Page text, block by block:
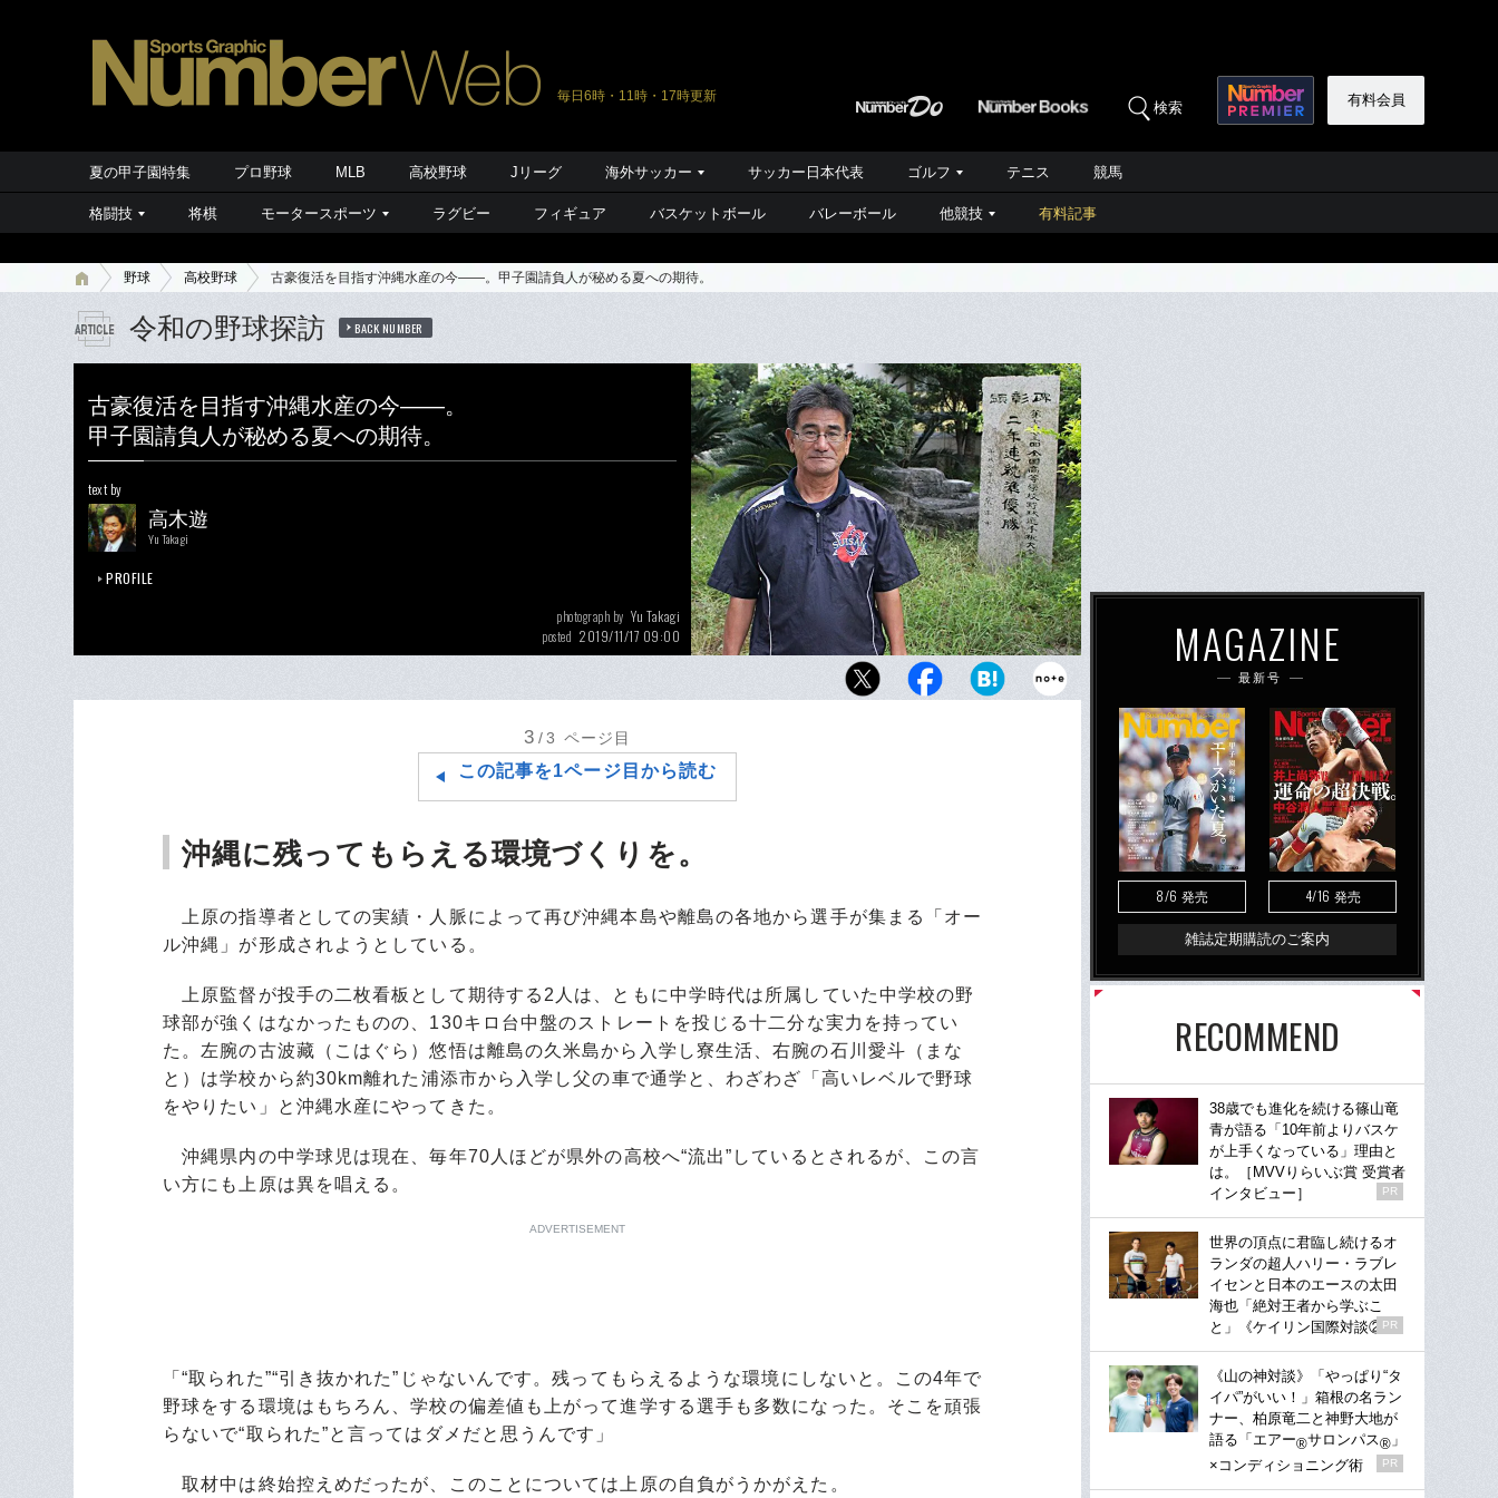
毎日6時・11時・17時更新
検索 有料会員
夏の甲子園特集 プロ野球 MLB 高校野球 Jリーグ 海外サッカー サッカー日本代表 ゴルフ テニス 競馬
格闘技 将棋 モータースポーツ ラグビー フィギュア バスケットボール バレーボール 他競技 有料記事
野球 高校野球 古豪復活を目指す沖縄水産の今――。甲子園請負人が秘める夏への期待。
令和の野球探訪 BACK NUMBER
古豪復活を目指す沖縄水産の今――。
甲子園請負人が秘める夏への期待。
text by
高木遊
Yu Takagi
PROFILE
photograph by Yu Takagi
posted 2019/11/17 09:00
甲子園準優勝記念碑の前で写真に収まる上原忠監督。沖縄
3 /3 ページ目
この記事を1ページ目から読む
沖縄に残ってもらえる環境づくりを。
上原の指導者としての実績・人脈によって再び沖縄本島や離島の各地から選手が集まる「オー
ル沖縄」が形成されようとしている。
上原監督が投手の二枚看板として期待する2人は、ともに中学時代は所属していた中学校の野
球部が強くはなかったものの、130キロ台中盤のストレートを投じる十二分な実力を持ってい
た。左腕の古波藏（こはぐら）悠悟は離島の久米島から入学し寮生活、右腕の石川愛斗（まな
と）は学校から約30km離れた浦添市から入学し父の車で通学と、わざわざ「高いレベルで野球
をやりたい」と沖縄水産にやってきた。
沖縄県内の中学球児は現在、毎年70人ほどが県外の高校へ“流出”しているとされるが、この言
い方にも上原は異を唱える。
ADVERTISEMENT
「“取られた”“引き抜かれた”じゃないんです。残ってもらえるような環境にしないと。この4年で
野球をする環境はもちろん、学校の偏差値も上がって進学する選手も多数になった。そこを頑張
らないで“取られた”と言ってはダメだと思うんです」
取材中は終始控えめだったが、このことについては上原の自負がうかがえた。
MAGAZINE
最新号
8/6 発売 4/16 発売
雑誌定期購読のご案内
RECOMMEND
38歳でも進化を続ける篠山竜
青が語る「10年前よりバスケ
が上手くなっている」理由と
は。［MVVりらいぶ賞 受賞者
インタビュー］
PR
世界の頂点に君臨し続けるオ
ランダの超人ハリー・ラブレ
イセンと日本のエースの太田
海也「絶対王者から学ぶこ
と」《ケイリン国際対談②》
PR
《山の神対談》「やっぱり“タ
イパ”がいい！」箱根の名ラン
ナー、柏原竜二と神野大地が
語る「エアー®サロンパス® 」
×コンディショニング術
PR